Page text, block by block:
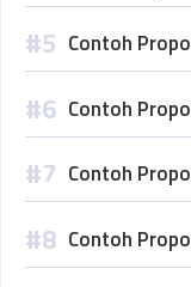
Contoh
Contoh
Contoh
Contoh